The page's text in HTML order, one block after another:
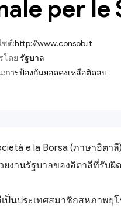
per le
ซต์:http://www.consob.it
โดย:รัฐบาล
:การป้องกันยอดคงเหลือติดลบ
e la Borsa (ภาษาอิ
ยงานรัฐบาลของอิตาลีที่รับ
ป็นประเทศสมาชิกสหภาพยุ